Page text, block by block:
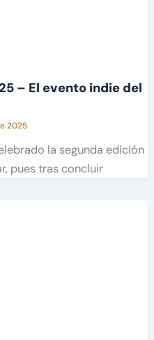
– El evento indie del
2025
la segunda edición
pues tras concluir